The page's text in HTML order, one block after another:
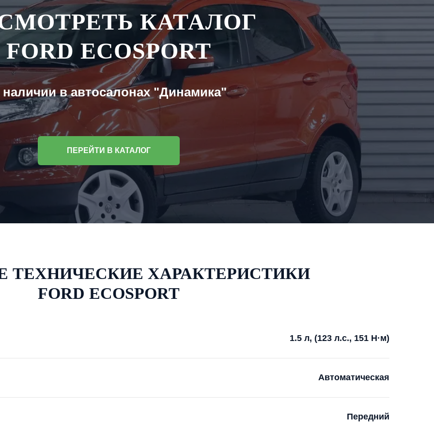
КАТАЛОГ
FORD ECOSPORT
в автосалонах "Динамика"
ПЕРЕЙТИ В КАТАЛОГ
ТЕХНИЧЕСКИЕ ХАРАКТЕРИСТИКИ
FORD ECOSPORT
1.5 л, (123 л.с., 151 Н·м)
Автоматическая
Передний